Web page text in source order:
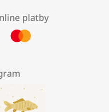
platby